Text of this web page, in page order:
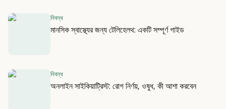
নিবন্ধ
মানসিক স্বাস্থ্যের জন্য টেলিহেলথ: একটি সম্পূর্ণ গাইড
নিবন্ধ
অনলাইন সাইকিয়াট্রিস্ট: রোগ নির্ণয়, ওষুধ, কী আশা করবেন